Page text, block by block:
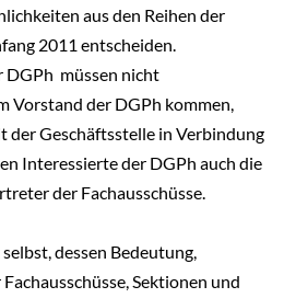
aus den Reihen der
2011 entscheiden.
DGPh müssen nicht
Vorstand der DGPh kommen,
der Geschäftsstelle in Verbindung
Interessierte der DGPh auch die
der Fachausschüsse.
dessen Bedeutung,
Sektionen und